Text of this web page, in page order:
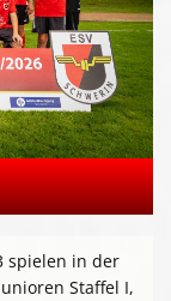
spielen in der
Staffel I,